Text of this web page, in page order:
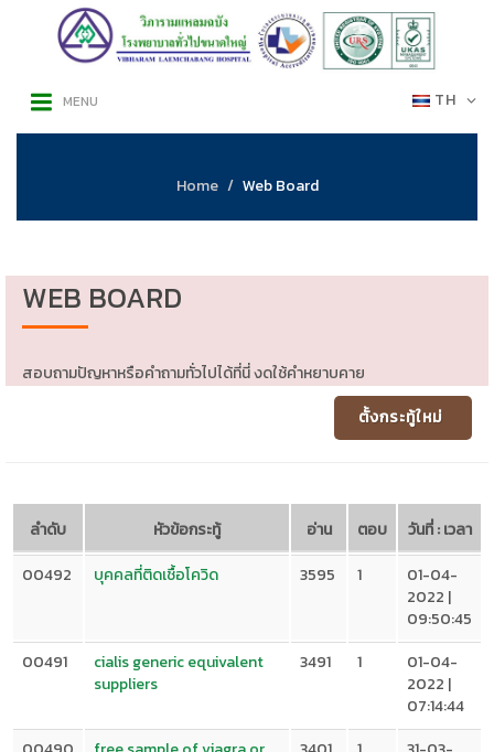
TH
MENU
Home Web Board
WEB BOARD
สอบถามปัญหาหรือคำถามทั่วไปได้ที่นี่ งดใช้คำหยาบคาย
ตั้งกระทู้ใหม่
ลำดับ หัวข้อกระทู้ อ่าน ตอบ
วันที่ : เวลา
00492
บุคคลที่ติดเชื้อโควิด 3595 1
01-04-
2022 |
09:50:45
00491
cialis generic equivalent
suppliers
3491 1
01-04-
2022 |
07:14:44